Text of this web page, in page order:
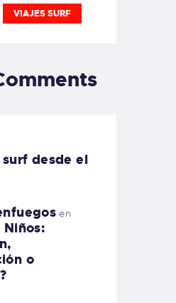
VIAJES SURF
desde el
en
o